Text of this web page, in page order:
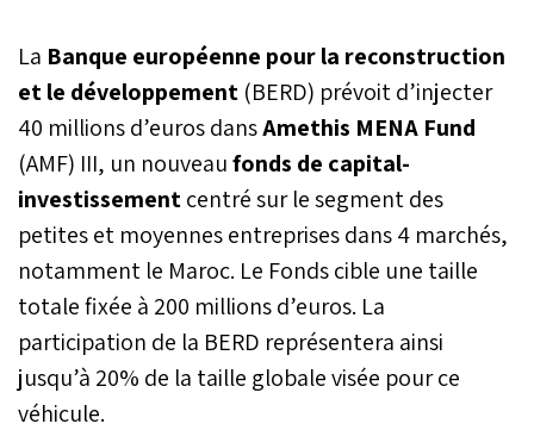
La Banque européenne pour la reconstruction
et le développement (BERD) prévoit d’injecter
40 millions d’euros dansAmethis MENA Fund
(AMF) III, un nouveaufonds de capital-
investissementcentré sur le segment des
petites et moyennes entreprises dans 4 marchés,
notamment le Maroc. Le Fonds cible une taille
totale fixée à 200 millions d’euros. La
participation de la BERD représentera ainsi
jusqu’à 20% de la taille globale visée pour ce
véhicule.